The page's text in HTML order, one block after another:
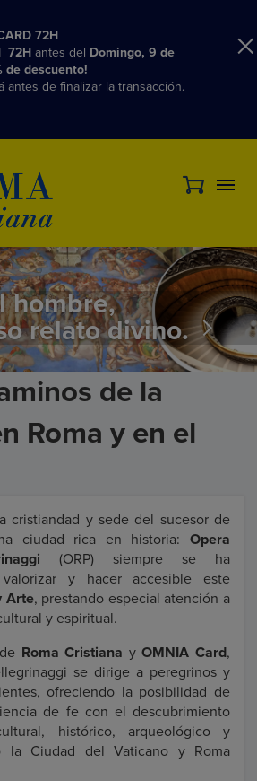
72H
72H antes del Domingo, 9 de
de descuento!
antes de finalizar la transacción.
hombre,
relato divino.
de la
Roma y en el
cristiandad y sede del sucesor de
ciudad rica en historia: Opera
(ORP) siempre se ha
y hacer accesible este
Arte, prestando especial atención a
y espiritual.
Roma Cristiana yOMNIA Card,
se dirige a peregrinos y
ofreciendo la posibilidad de
de fe con el descubrimiento
histórico, arqueológico y
la Ciudad del Vaticano y Roma